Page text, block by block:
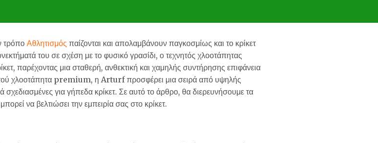
τρόποΑθλητισμός παίζονται και απολαμβάνουν παγκοσμίως και το κρίκετ
του σε σχέση με το φυσικό γρασίδι, ο τεχνητός χλοοτάπητας
παρέχοντας μια σταθερή, ανθεκτική και χαμηλής συντήρησης επιφάνεια
χλοοτάπητα premium, η Arturf προσφέρει μια σειρά από υψηλής
σχεδιασμένες για γήπεδα κρίκετ. Σε αυτό το άρθρο, θα διερευνήσουμε τα
να βελτιώσει την εμπειρία σας στο κρίκετ.